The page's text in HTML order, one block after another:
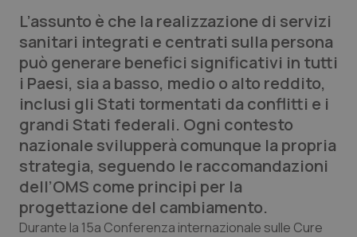
Lettere al direttore
Edizioni Regionali
QS Pro
Professionisti Sanitari.AI
Abruzzo
Basilicata
QS Pro Gold
Artrite & artrosi
QS Club Newsletter
L’assunto è che la realizzazione di servizi
sanitari integrati e centrati sulla persona
può generare benefici significativi in tutti
i Paesi, sia a basso, medio o alto reddito,
inclusi gli Stati tormentati da conflitti e i
grandi Stati federali. Ogni contesto
nazionale svilupperà comunque la propria
strategia, seguendo le raccomandazioni
dell’OMS come principi per la
progettazione del cambiamento.
Durante la 15a Conferenza internazionale sulle Cure